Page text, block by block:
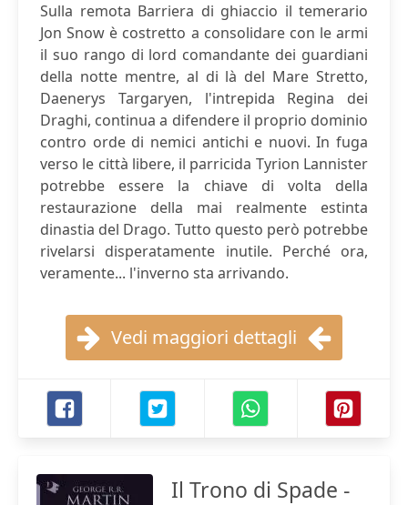
Sulla remota Barriera di ghiaccio il temerario
Jon Snow è costretto a consolidare con le armi
il suo rango di lord comandante dei guardiani
della notte mentre, al di là del Mare Stretto,
Daenerys Targaryen, l'intrepida Regina dei
Draghi, continua a difendere il proprio dominio
contro orde di nemici antichi e nuovi. In fuga
verso le città libere, il parricida Tyrion Lannister
potrebbe essere la chiave di volta della
restaurazione della mai realmente estinta
dinastia del Drago. Tutto questo però potrebbe
rivelarsi disperatamente inutile. Perché ora,
veramente... l'inverno sta arrivando.
Vedi maggiori dettagli
Il Trono di Spade -